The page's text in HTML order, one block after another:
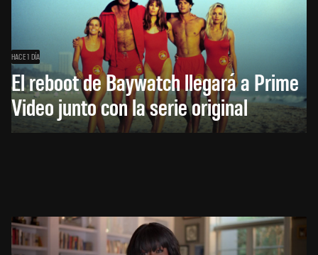
HACE 1 DÍA
El reboot de Baywatch llegará a Prime
Video junto con la serie original